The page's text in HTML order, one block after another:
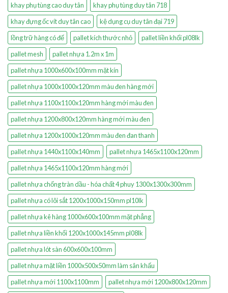
khay phụ tùng cao duy tân
khay phụ tùng duy tân 718
khay đựng ốc vít duy tân cao
kệ dụng cụ duy tân đại 719
lồng trữ hàng có đế
pallet kích thước nhỏ
pallet liền khối pl08lk
pallet mesh
pallet nhựa 1.2m x 1m
pallet nhựa 1000x600x100mm mặt kín
pallet nhựa 1000x1000x120mm màu đen hàng mới
pallet nhựa 1100x1100x120mm hàng mới màu đen
pallet nhựa 1200x800x120mm hàng mới màu đen
pallet nhựa 1200x1000x120mm màu đen đan thanh
pallet nhựa 1440x1100x140mm
pallet nhựa 1465x1100x120mm
pallet nhựa 1465x1100x120mm hàng mới
pallet nhựa chống tràn dầu - hóa chất 4 phuy 1300x1300x300mm
pallet nhựa có lõi sắt 1200x1000x150mm pl10lk
pallet nhựa kê hàng 1000x600x100mm mặt phẳng
pallet nhựa liền khối 1200x1000x145mm pl08lk
pallet nhựa lót sàn 600x600x100mm
pallet nhựa mặt liền 1000x500x50mm làm sân khấu
pallet nhựa mới 1100x1100mm
pallet nhựa mới 1200x800x120mm